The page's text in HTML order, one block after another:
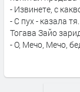
- Извинете, с
- С пух - казала тя.
Тогава Зайо
- О, Мечо, Мечо,